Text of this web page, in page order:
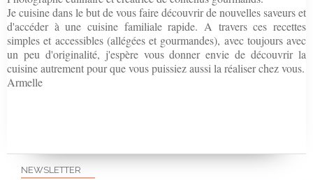
NEWSLETTER
Je cuisine dans le but de vous faire découvrir de nouvelles saveurs et
d'accéder à une cuisine familiale rapide. A travers ces recettes
simples et accessibles (allégées et gourmandes), avec toujours avec
un peu d'originalité, j'espère vous donner envie de découvrir la
cuisine autrement pour que vous puissiez aussi la réaliser chez vous.
Armelle